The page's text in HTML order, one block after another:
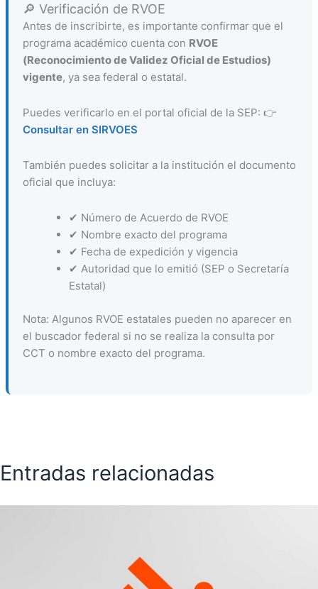
🔎 Verificación de RVOE
Antes de inscribirte, es importante confirmar que el
programa académico cuenta con RVOE
(Reconocimiento de Validez Oficial de Estudios)
vigente, ya sea federal o estatal.
Puedes verificarlo en el portal oficial de la SEP: 👉
Consultar en SIRVOES
También puedes solicitar a la institución el documento
oficial que incluya:
✔ Número de Acuerdo de RVOE
✔ Nombre exacto del programa
✔ Fecha de expedición y vigencia
✔ Autoridad que lo emitió (SEP o Secretaría
Estatal)
Nota: Algunos RVOE estatales pueden no aparecer en
el buscador federal si no se realiza la consulta por
CCT o nombre exacto del programa.
Entradas relacionadas